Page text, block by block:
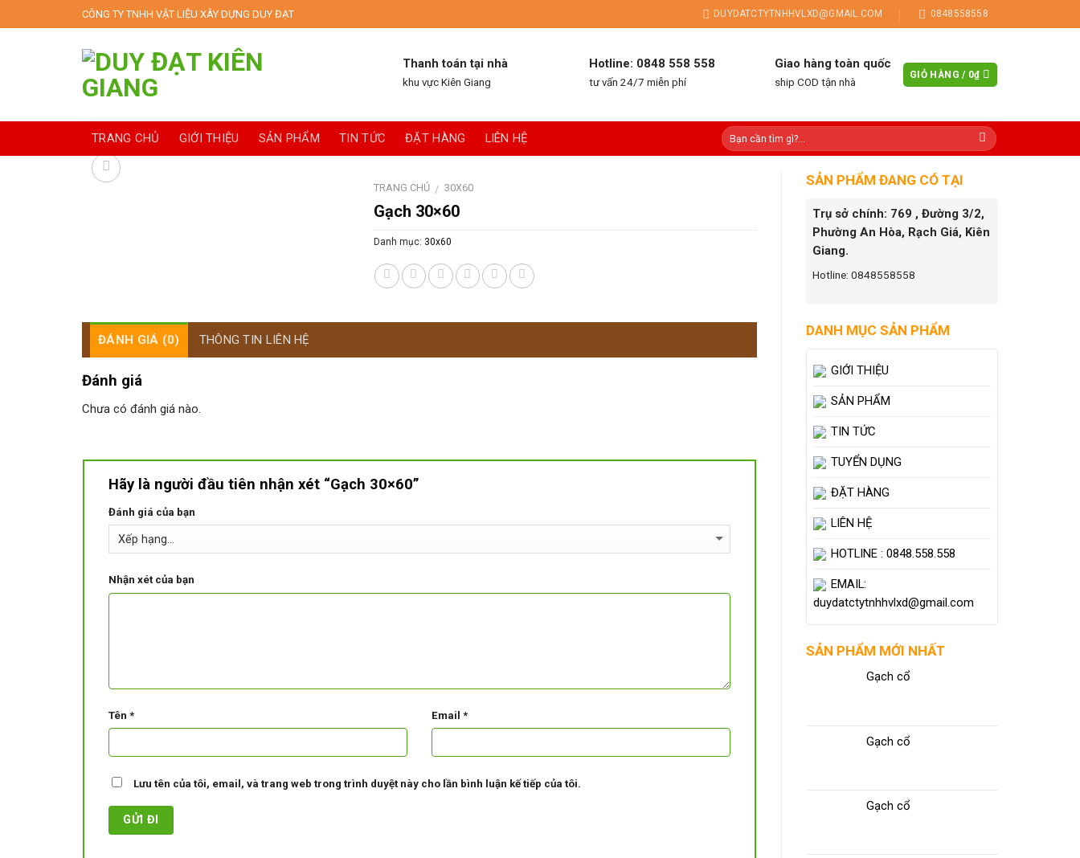
to
CÔNG TY TNHH VẬT LIỆU XÂY DỰNG DUY ĐẠT DUYDATCTYTNHHVLXD@GMAIL.COM 0848558558
Thanh toán tại nhà
khu vực Kiên Giang
Hotline: 0848 558 558
tư vấn 24/7 miễn phí
Giao hàng toàn quốc
ship COD tận nhà
GIỎ HÀNG / 0₫
TRANG CHỦ GIỚI THIỆU SẢN PHẨM TIN TỨC ĐẶT HÀNG LIÊN HỆ
TRANG CHỦ / 30X60
Gạch 30×60
Danh mục: 30x60
ĐÁNH GIÁ (0) THÔNG TIN LIÊN HỆ
Đánh giá
Chưa có đánh giá nào.
Hãy là người đầu tiên nhận xét “Gạch 30×60”
Đánh giá của bạn
Nhận xét của bạn
Tên * Email *
Lưu tên của tôi, email, và trang web trong trình duyệt này cho lần bình luận kế tiếp của tôi.
SẢN PHẨM ĐANG CÓ TẠI
Trụ sở chính: 769 , Đường 3/2,
Phường An Hòa, Rạch Giá, Kiên
Giang.
Hotline: 0848558558
DANH MỤC SẢN PHẨM
GIỚI THIỆU
SẢN PHẨM
TIN TỨC
TUYỂN DỤNG
ĐẶT HÀNG
LIÊN HỆ
HOTLINE : 0848.558.558
EMAIL:
duydatctytnhhvlxd@gmail.com
SẢN PHẨM MỚI NHẤT
Gạch cổ
Gạch cổ
Gạch cổ